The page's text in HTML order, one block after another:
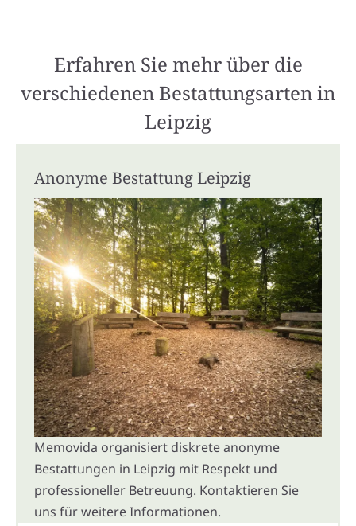
Erfahren Sie mehr über die
verschiedenen Bestattungsarten in
Leipzig
Anonyme Bestattung Leipzig
Memovida organisiert diskrete anonyme
Bestattungen in Leipzig mit Respekt und
professioneller Betreuung. Kontaktieren Sie
uns für weitere Informationen.